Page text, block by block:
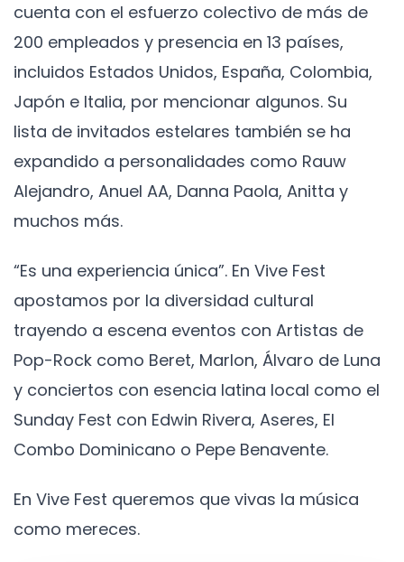
cuenta con el esfuerzo colectivo de más de
200 empleados y presencia en 13 países,
incluidos Estados Unidos, España, Colombia,
Japón e Italia, por mencionar algunos. Su
lista de invitados estelares también se ha
expandido a personalidades como Rauw
Alejandro, Anuel AA, Danna Paola, Anitta y
muchos más.
“Es una experiencia única”. En Vive Fest
apostamos por la diversidad cultural
trayendo a escena eventos con Artistas de
Pop-Rock como Beret, Marlon, Álvaro de Luna
y conciertos con esencia latina local como el
Sunday Fest con Edwin Rivera, Aseres, El
Combo Dominicano o Pepe Benavente.
En Vive Fest queremos que vivas la música
como mereces.